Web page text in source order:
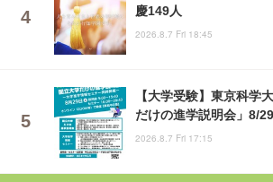
慶149人
2026.8.7 Fri 18:45
【大学受験】東京科学
だけの進学説明会」8/29
2026.8.7 Fri 17:15